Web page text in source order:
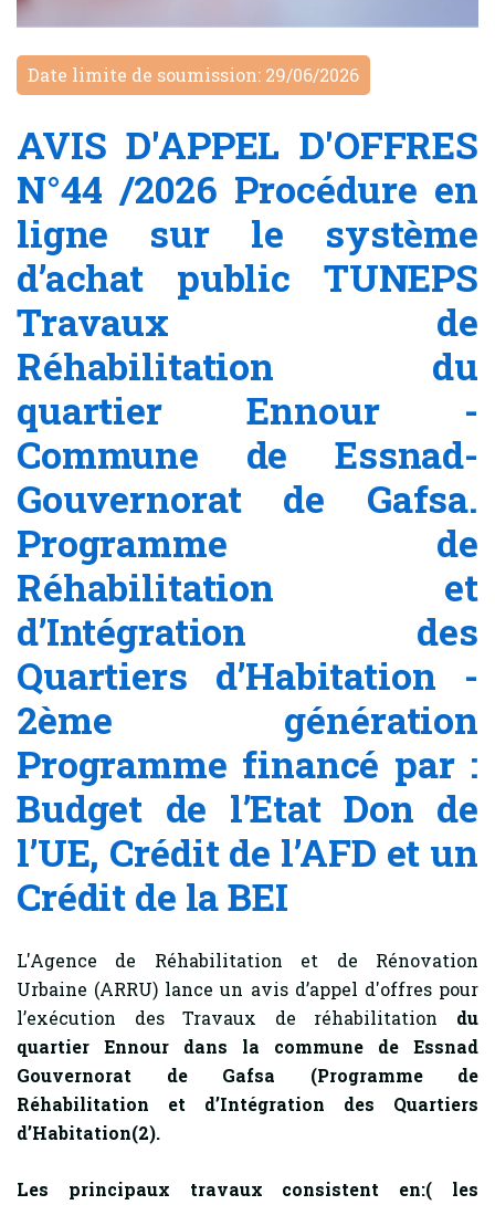
Date limite de soumission: 29/06/2026
AVIS D'APPEL D'OFFRES
N°44 /2026 Procédure en
ligne sur le système
d’achat public TUNEPS
Travaux de
Réhabilitation du
quartier Ennour -
Commune de Essnad-
Gouvernorat de Gafsa.
Programme de
Réhabilitation et
d’Intégration des
Quartiers d’Habitation -
2ème génération
Programme financé par :
Budget de l’Etat Don de
l’UE, Crédit de l’AFD et un
Crédit de la BEI
L'Agence de Réhabilitation et de Rénovation
Urbaine (ARRU) lance un avis d’appel d'offres pour
l’exécution des Travaux de réhabilitation du
quartier Ennour dans la commune de Essnad
Gouvernorat de Gafsa (Programme de
Réhabilitation et d’Intégration des Quartiers
d’Habitation(2).
Les principaux travaux consistent en:( les